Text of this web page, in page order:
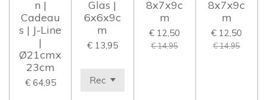
n |
Cadeau
s | J-Line
|
Ø21cmx
23cm
€ 64,95
Glas |
6x6x9c
m
€ 13,95
8x7x9c
m
€ 12,50
€ 14,95
8x7x9c
m
€ 12,50
€ 14,95